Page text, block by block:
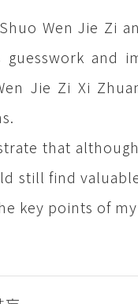
Wen Jie Zi
and
Jie Zi Xi
that
still find
key points of